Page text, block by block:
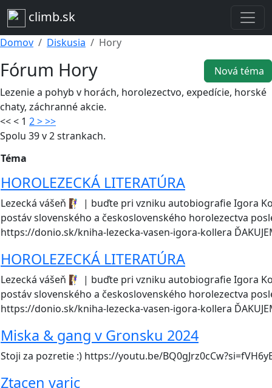
climb.sk
Domov Diskusia Hory
Nová téma
Fórum Hory
Lezenie a pohyb v horách, horolezectvo, expedície, horské
chaty, záchranné akcie.
<<< 1 2>>>
Spolu 39 v 2 strankach.
Téma
HOROLEZECKÁ LITERATÚRA
Lezecká vášeň 🧗‍♀️ | buďte pri vzniku autobiografie Igora
postáv slovenského a československého horolezectva
https://donio.sk/kniha-lezecka-vasen-igora-kollera
HOROLEZECKÁ LITERATÚRA
Lezecká vášeň 🧗‍♀️ | buďte pri vzniku autobiografie Igora
postáv slovenského a československého horolezectva
https://donio.sk/kniha-lezecka-vasen-igora-kollera
Miska & gang v Gronsku 2024
Stoji za pozretie :) https://youtu.be/
Ztacen varic